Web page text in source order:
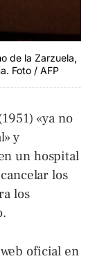
de la Zarzuela,
Foto / AFP
«ya no
y
un hospital
los
los
oficial en